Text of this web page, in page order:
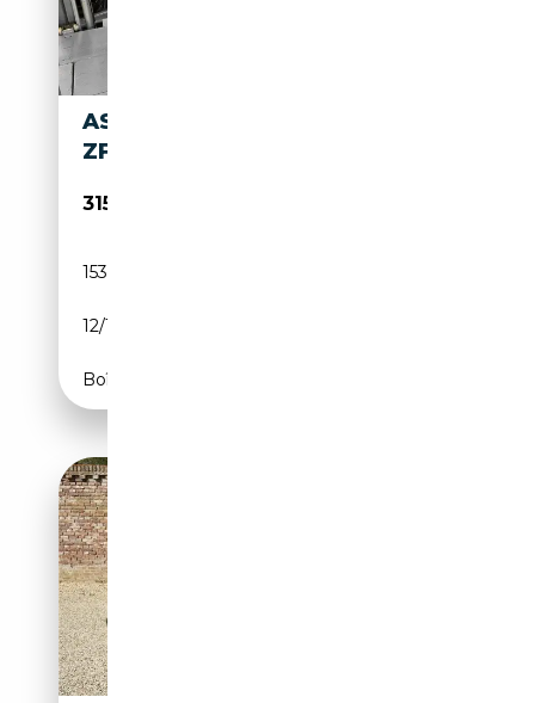
ASTON MARTIN DB MK1 – 4.0L
ZF 5 RESTAURÉE
315 000€
153 617 km
12/1967
Boîte manuelle